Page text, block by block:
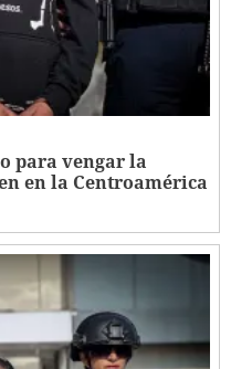
para vengar la
en la Centroamérica